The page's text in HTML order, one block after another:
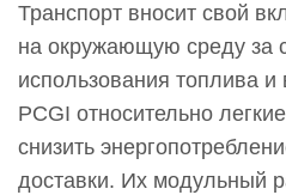
Транспорт вносит свой
на окружающую среду за
использования топлива
PCGI относительно
снизить
доставки. Их модульный